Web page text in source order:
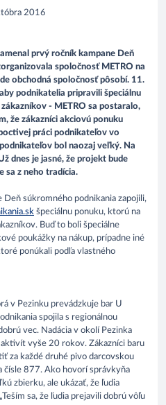
2016
prvý ročník kampane Deň
spoločnosť METRO na
obchodná spoločnosť pôsobí. 11.
podnikatelia pripravili špeciálnu
- METRO sa postaralo,
že zákazníci akciovú ponuku
práci podnikateľov vo
bol naozaj veľký. Na
dnes je jasné, že projekt bude
sa z neho tradícia.
Deň súkromného podnikania zapojili,
špeciálnu ponuku, ktorú na
Buď to boli špeciálne
poukážky na nákup, prípadne iné
ponúkali podľa vlastného
v Pezinku prevádzkuje bar U
spojila s regionálnou
vec. Nadácia v okolí Pezinka
vyše 20 rokov. Zákazníci baru
za každé druhé pivo darcovskou
čísle 877. Ako hovorí správkyňa
zbierku, ale ukázať, že ľudia
sa, že ľudia prejavili dobrú vôľu